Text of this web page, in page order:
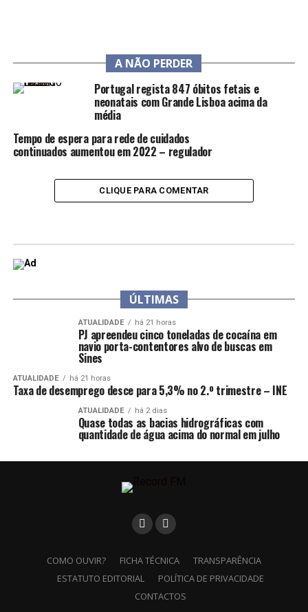
A NÃO PERDER
Portugal regista 847 óbitos fetais e
neonatais com Grande Lisboa acima da
média
Tempo de espera para rede de cuidados
continuados aumentou em 2022 – regulador
CLIQUE PARA COMENTAR
ÚLTIMAS
ATUALIDADE há 21 horas
PJ apreendeu cinco toneladas de cocaína em
navio porta-contentores alvo de buscas em
Sines
ATUALIDADE há 21 horas
Taxa de desemprego desce para 5,3% no 2.º trimestre – INE
ATUALIDADE há 2 dias
Quase todas as bacias hidrográficas com
quantidade de água acima do normal em julho
COMO OUVIR? FICHA TÉCNICA
TRANSPARÊNCIA
ESTATUTO EDITORIAL
POLÍTICA DE PRIVACIDADE
CONTACTOS